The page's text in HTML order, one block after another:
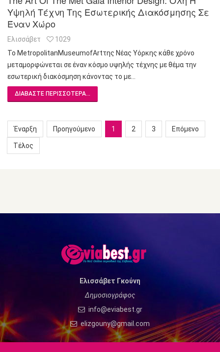
Υψηλή Τέχνη Της Εσωτερικής Διακόσμησης Σε
Έναν Χώρο
Ελισσάβετ
1029
Το MetropolitanMuseumofArtτης Νέας Υόρκης κάθε χρόνο
μεταμορφώνεται σε έναν κόσμο υψηλής τέχνης με θέμα την
εσωτερική διακόσμηση κάνοντας το με…
ΔΙΑΒΆΣΤΕ ΠΕΡΙΣΣΌΤΕΡΑ...
Έναρξη Προηγούμενο 1 2 3 Επόμενο
Τέλος
Ελισσάβετ Γκούνη
Δημοσιογράφος
info@eviabest.gr
elizgouny@gmail.com